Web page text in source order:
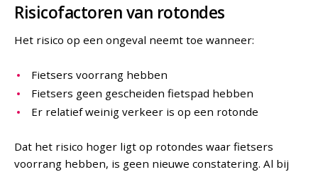
Risicofactoren van rotondes
Het risico op een ongeval neemt toe wanneer:
Fietsers voorrang hebben
Fietsers geen gescheiden fietspad hebben
Er relatief weinig verkeer is op een rotonde
Dat het risico hoger ligt op rotondes waar fietsers
voorrang hebben, is geen nieuwe constatering. Al bij